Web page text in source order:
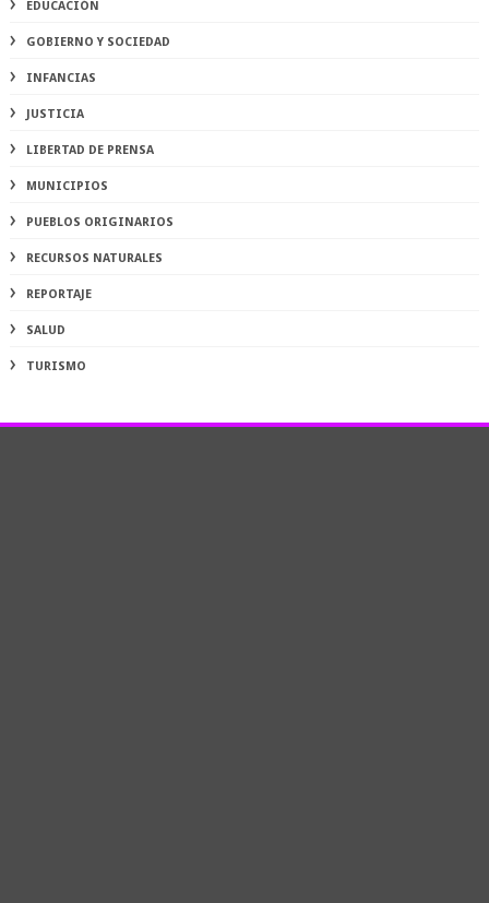
EDUCACIÓN
GOBIERNO Y SOCIEDAD
INFANCIAS
JUSTICIA
LIBERTAD DE PRENSA
MUNICIPIOS
PUEBLOS ORIGINARIOS
RECURSOS NATURALES
REPORTAJE
SALUD
TURISMO